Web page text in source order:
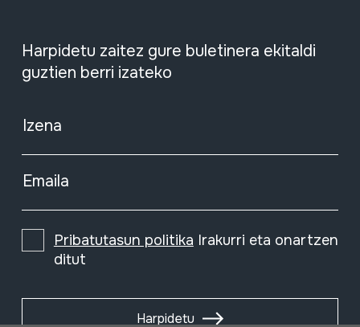
Harpidetu zaitez gure buletinera ekitaldi
guztien berri izateko
Izena
Emaila
Pribatutasun politika Irakurri eta onartzen
ditut
Harpidetu